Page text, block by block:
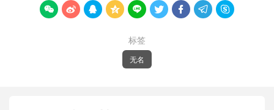
        
标签
无名